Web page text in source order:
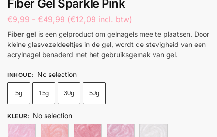
Fiber Gel Sparkle Pink
€9,99 - €49,99 (€12,09 incl. btw)
Fiber gel is een gelproduct om gelnagels mee te plaatsen. Door
kleine glasvezeldeeltjes in de gel, wordt de stevigheid van een
acrylnagel benaderd met het gebruiksgemak van gel.
INHOUD: No selection
5g 15g 30g 50g
KLEUR: No selection